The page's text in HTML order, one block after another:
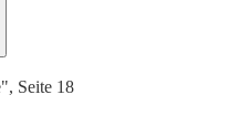
Seite 18